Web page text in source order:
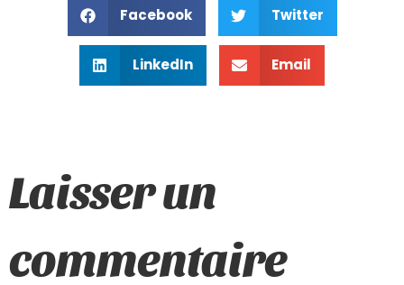
Facebook Twitter
LinkedIn Email
Laisser un
commentaire